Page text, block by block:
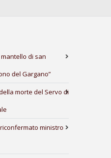
di san
del Gargano”
morte del Servo di
ministro